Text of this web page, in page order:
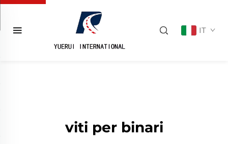
IT
viti per binari